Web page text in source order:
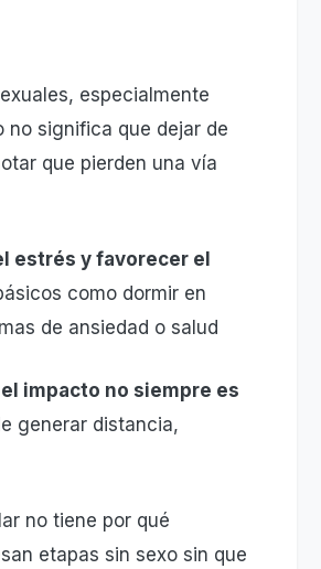
especialmente
no significa que dejar de
que pierden una vía
estrés y favorecer el
como dormir en
de ansiedad o salud
el impacto no siempre es
generar distancia,
no tiene por qué
etapas sin sexo sin que